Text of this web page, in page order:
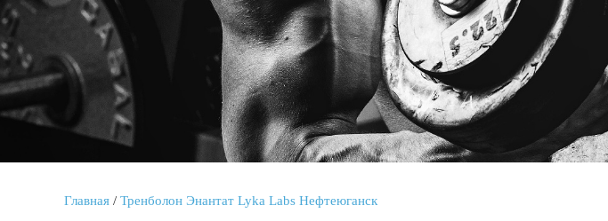
Главная / Тренболон Энантат Lyka Labs Нефтеюганск